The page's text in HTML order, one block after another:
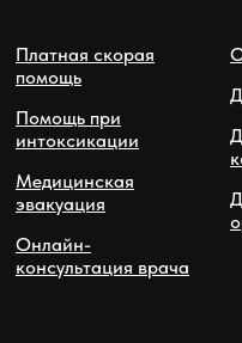
Платная скорая
помощь
Помощь при
интоксикации
Медицинская
эвакуация
Онлайн-
консультация врача